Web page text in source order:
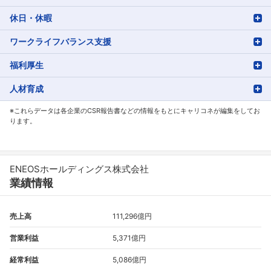
休日・休暇
ワークライフバランス支援
福利厚生
人材育成
※これらデータは各企業のCSR報告書などの情報をもとにキャリコネが編集をしてお
ります。
ENEOSホールディングス株式会社
業績情報
売上高 111,296億円
営業利益 5,371億円
経常利益 5,086億円